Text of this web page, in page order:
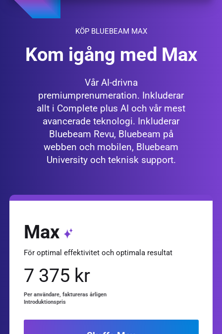
KÖP BLUEBEAM MAX
Kom igång med Max
Vår AI-drivna
premiumprenumeration. Inkluderar
allt i Complete plus AI och vår mest
avancerade teknologi. Inkluderar
Bluebeam Revu, Bluebeam på
webben och mobilen, Bluebeam
University och teknisk support.
Max
För optimal effektivitet och optimala resultat
7 375 kr
Per användare, faktureras årligen
Introduktionspris